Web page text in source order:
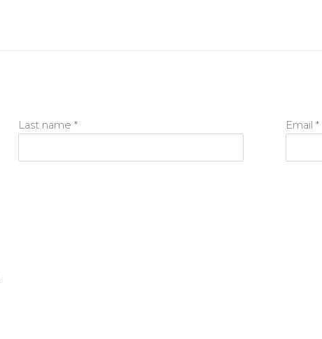
Last name * Email *